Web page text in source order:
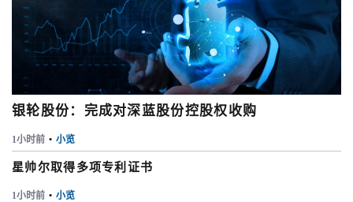
银轮股份：完成对深蓝股份控股权收购
1小时前 • 小览
星帅尔取得多项专利证书
1小时前 • 小览